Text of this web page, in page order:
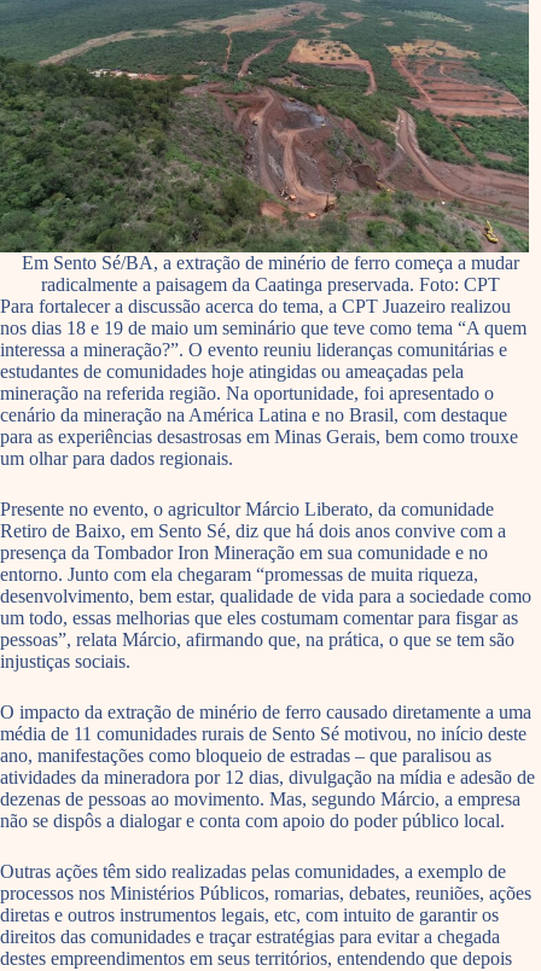
Em Sento Sé/BA, a extração de minério de ferro começa a mudar
radicalmente a paisagem da Caatinga preservada. Foto: CPT
Para fortalecer a discussão acerca do tema, a CPT Juazeiro realizou
nos dias 18 e 19 de maio um seminário que teve como tema “A quem
interessa a mineração?”. O evento reuniu lideranças comunitárias e
estudantes de comunidades hoje atingidas ou ameaçadas pela
mineração na referida região. Na oportunidade, foi apresentado o
cenário da mineração na América Latina e no Brasil, com destaque
para as experiências desastrosas em Minas Gerais, bem como trouxe
um olhar para dados regionais.
Presente no evento, o agricultor Márcio Liberato, da comunidade
Retiro de Baixo, em Sento Sé, diz que há dois anos convive com a
presença da Tombador Iron Mineração em sua comunidade e no
entorno. Junto com ela chegaram “promessas de muita riqueza,
desenvolvimento, bem estar, qualidade de vida para a sociedade como
um todo, essas melhorias que eles costumam comentar para fisgar as
pessoas”, relata Márcio, afirmando que, na prática, o que se tem são
injustiças sociais.
O impacto da extração de minério de ferro causado diretamente a uma
média de 11 comunidades rurais de Sento Sé motivou, no início deste
ano, manifestações como bloqueio de estradas – que paralisou as
atividades da mineradora por 12 dias, divulgação na mídia e adesão de
dezenas de pessoas ao movimento. Mas, segundo Márcio, a empresa
não se dispôs a dialogar e conta com apoio do poder público local.
Outras ações têm sido realizadas pelas comunidades, a exemplo de
processos nos Ministérios Públicos, romarias, debates, reuniões, ações
diretas e outros instrumentos legais, etc, com intuito de garantir os
direitos das comunidades e traçar estratégias para evitar a chegada
destes empreendimentos em seus territórios, entendendo que depois